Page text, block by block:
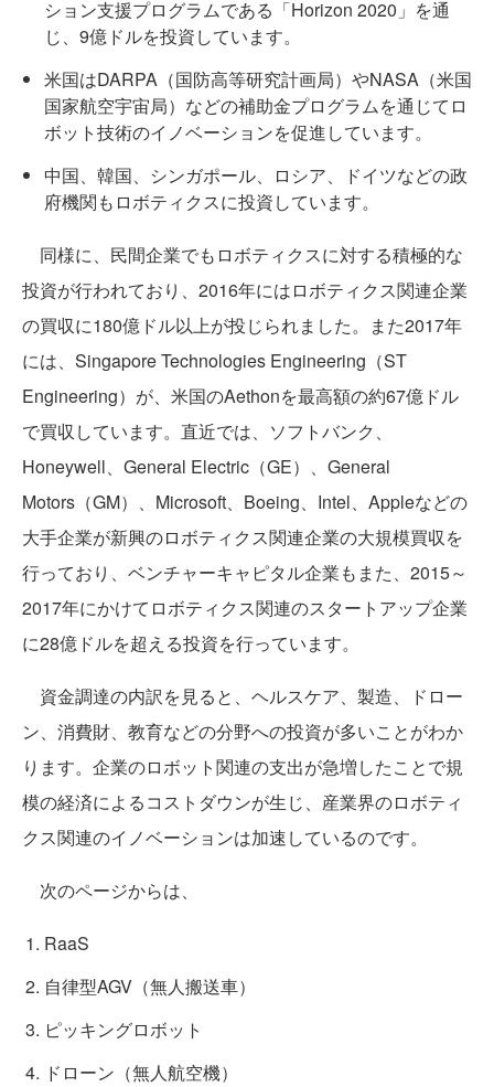
ション支援プログラムである「Horizon 2020」を通
じ、9億ドルを投資しています。
米国はDARPA（国防高等研究計画局）やNASA（米国
国家航空宇宙局）などの補助金プログラムを通じてロ
ボット技術のイノベーションを促進しています。
中国、韓国、シンガポール、ロシア、ドイツなどの政
府機関もロボティクスに投資しています。
同様に、民間企業でもロボティクスに対する積極的な
投資が行われており、2016年にはロボティクス関連企業
の買収に180億ドル以上が投じられました。また2017年
には、Singapore Technologies Engineering（ST
Engineering）が、米国のAethonを最高額の約67億ドル
で買収しています。直近では、ソフトバンク、
Honeywell、General Electric（GE）、General
Motors（GM）、Microsoft、Boeing、Intel、Appleなどの
大手企業が新興のロボティクス関連企業の大規模買収を
行っており、ベンチャーキャピタル企業もまた、2015～
2017年にかけてロボティクス関連のスタートアップ企業
に28億ドルを超える投資を行っています。
資金調達の内訳を見ると、ヘルスケア、製造、ドロー
ン、消費財、教育などの分野への投資が多いことがわか
ります。企業のロボット関連の支出が急増したことで規
模の経済によるコストダウンが生じ、産業界のロボティ
クス関連のイノベーションは加速しているのです。
次のページからは、
RaaS
自律型AGV（無人搬送車）
ピッキングロボット
ドローン（無人航空機）